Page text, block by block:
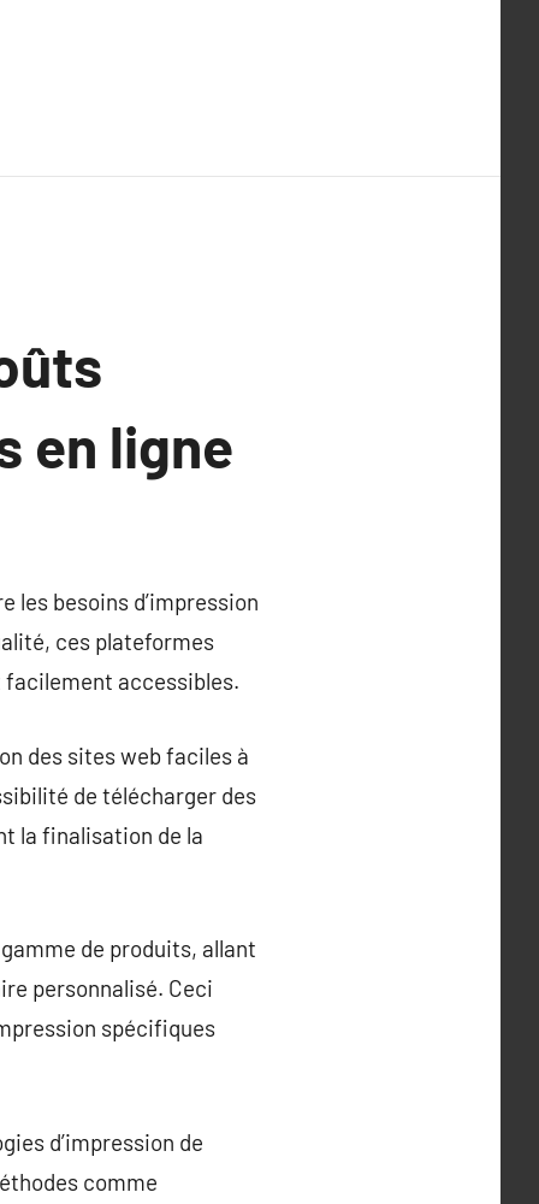
en ligne
les besoins d’impression
ces plateformes
facilement accessibles.
des sites web faciles à
de télécharger des
la finalisation de la
de produits, allant
personnalisé. Ceci
spécifiques
d’impression de
comme